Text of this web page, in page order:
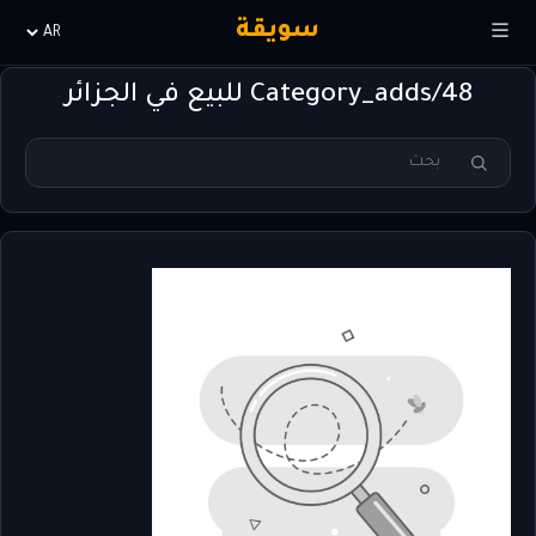
سويقة
la
langueCategory_adds/48 للبيع في الجزائر